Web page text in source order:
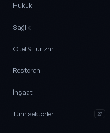
Hukuk
Sağlık
Otel & Turizm
Restoran
İnşaat
Tüm sektörler 27